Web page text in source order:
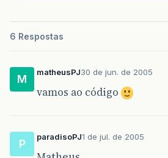
6 Respostas
M
matheusPJ30 de jun. de 2005
vamos ao código
P
paradisoPJ1 de jul. de 2005